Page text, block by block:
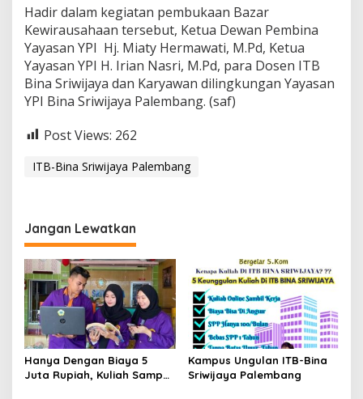
Hadir dalam kegiatan pembukaan Bazar
Kewirausahaan tersebut, Ketua Dewan Pembina
Yayasan YPI Hj. Miaty Hermawati, M.Pd, Ketua
Yayasan YPI H. Irian Nasri, M.Pd, para Dosen ITB
Bina Sriwijaya dan Karyawan dilingkungan Yayasan
YPI Bina Sriwijaya Palembang. (saf)
Post Views: 262
ITB-Bina Sriwijaya Palembang
Jangan Lewatkan
Hanya Dengan Biaya 5
Juta Rupiah, Kuliah Sampai
Kampus Ungulan ITB-Bina
Sriwijaya Palembang